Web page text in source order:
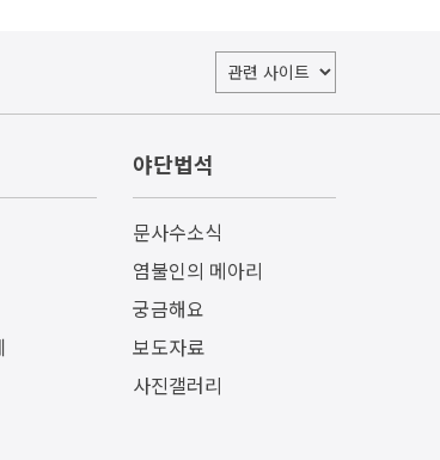
야단법석
문사수소식
염불인의 메아리
궁금해요
보도자료
사진갤러리